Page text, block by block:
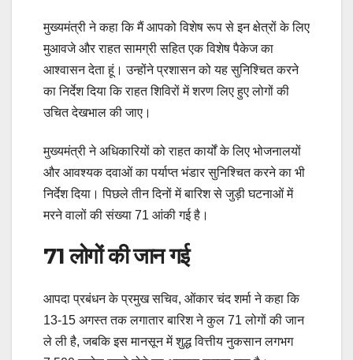
मुख्यमंत्री ने कहा कि मैं आपको विशेष रूप से इन क्षेत्रों के लिए
मुआवजे और राहत सामग्री सहित एक विशेष पैकेज का
आश्वासन देता हूं। उन्होंने प्रशासन को यह सुनिश्चित करने
का निर्देश दिया कि राहत शिविरों में शरण लिए हुए लोगों की
उचित देखभाल की जाए।
मुख्यमंत्री ने अधिकारियों को राहत कार्यों के लिए भोजनालयों
और आवश्यक दवाओं का पर्याप्त भंडार सुनिश्चित करने का भी
निर्देश दिया। पिछले तीन दिनों में बारिश से जुड़ी घटनाओं में
मरने वालों की संख्या 71 आंकी गई है।
71 लोगों की जान गई
आपदा प्रबंधन के प्रमुख सचिव, ओंकार चंद शर्मा ने कहा कि
13-15 अगस्त तक लगातार बारिश ने कुल 71 लोगों की जान
ले ली है, जबकि इस मानसून में शुद्ध वित्तीय नुकसान लगभग